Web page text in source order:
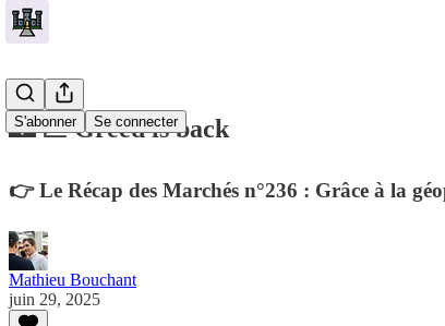
S'abonner Se connecter
🏰 💹 Greed is back
👉 Le Récap des Marchés n°236 : Grâce à la
Mathieu Bouchant
juin 29, 2025